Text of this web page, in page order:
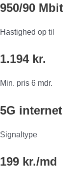
950/90 Mbit
Hastighed op til
1.194 kr.
Min. pris 6 mdr.
5G internet
Signaltype
199 kr./md